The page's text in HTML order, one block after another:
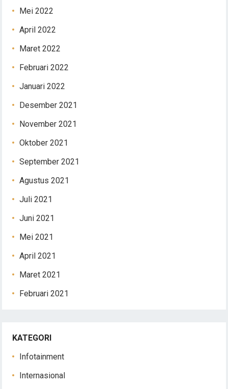
Mei 2022
April 2022
Maret 2022
Februari 2022
Januari 2022
Desember 2021
November 2021
Oktober 2021
September 2021
Agustus 2021
Juli 2021
Juni 2021
Mei 2021
April 2021
Maret 2021
Februari 2021
KATEGORI
Infotainment
Internasional